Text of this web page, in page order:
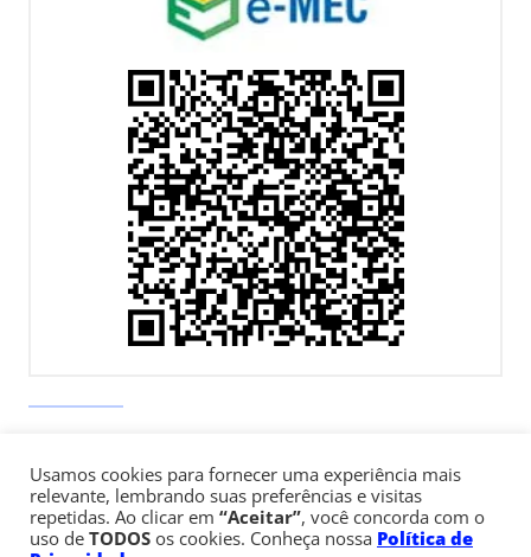
Telefone:+55 (11) 3170-5600
Usamos cookies para fornecer uma experiência mais
relevante, lembrando suas preferências e visitas
repetidas. Ao clicar em “Aceitar”, você concorda com o
uso de TODOS os cookies. Conheça nossa Política de